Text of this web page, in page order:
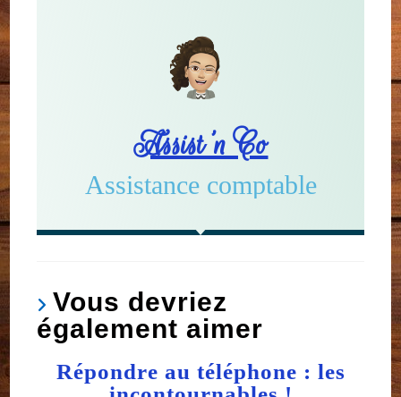
Assist'n Co
Assistance comptable
Vous devriez
également aimer
Répondre au téléphone : les